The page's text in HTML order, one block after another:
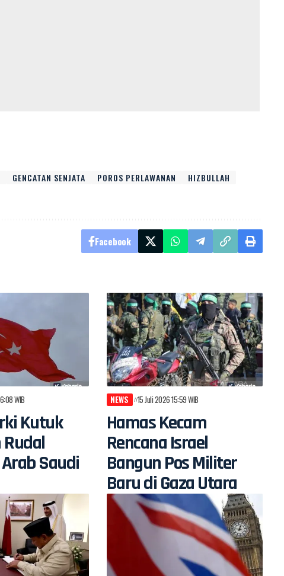
GENCATAN SENJATA POROS PERLAWANAN
HIZBULLAH
Facebook
WIB
Kutuk
Saudi
NEWS 15 Juli 2026 15:59 WIB
Hamas Kecam
Rencana Israel
Bangun Pos Militer
Baru di Gaza Utara